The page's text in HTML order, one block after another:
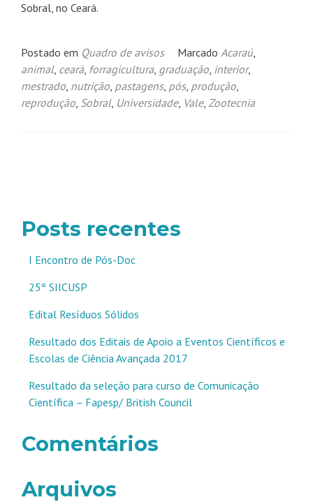
Sobral, no Ceará.
Postado em Quadro de avisos Marcado Acaraú,
animal, ceará, forragicultura, graduação, interior,
mestrado, nutrição, pastagens, pós, produção,
reprodução, Sobral, Universidade, Vale, Zootecnia
Posts recentes
I Encontro de Pós-Doc
25º SIICUSP
Edital Resíduos Sólidos
Resultado dos Editais de Apoio a Eventos Científicos e
Escolas de Ciência Avançada 2017
Resultado da seleção para curso de Comunicação
Científica – Fapesp/ British Council
Comentários
Arquivos